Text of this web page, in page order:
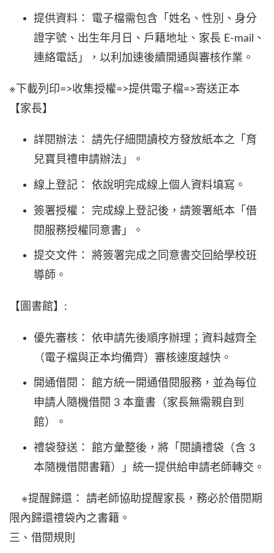
提供資料： 電子檔需包含「姓名、性別、身分
證字號、出生年月日、戶籍地址、家長 E-mail、
連絡電話」，以利加速後續開通與審核作業。
※下載列印=>收集授權=>提供電子檔=>寄送正本
【家長】
詳閱辦法： 請先仔細閱讀校方發放紙本之「育
兒寶貝禮申請辦法」。
線上登記： 依說明完成線上個人資料填寫。
簽署授權： 完成線上登記後，請簽署紙本「借
閱服務授權同意書」。
提交文件： 將簽署完成之同意書交回給學校班
導師。
【圖書館】:
優先審核： 依申請先後順序辦理；資料越齊全
（電子檔與正本均備齊）審核速度越快。
開通借閱： 館方統一開通借閱服務，並為每位
申請人隨機借閱 3 本童書（家長無需親自到
館）。
禮袋發送： 館方彙整後，將「閱讀禮袋（含 3
本隨機借閱書籍）」統一提供給申請老師轉交。
※提醒歸還： 請老師協助提醒家長，務必於借閱期
限內歸還禮袋內之書籍。
三、借閱規則